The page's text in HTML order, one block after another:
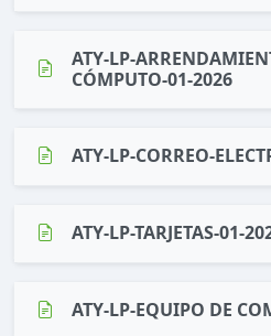
ATY-LP-
CÓMPUTO-01-2026
ATY-LP-CORREO-
ATY-LP-TARJETAS-01-
ATY-LP-EQUIPO DE